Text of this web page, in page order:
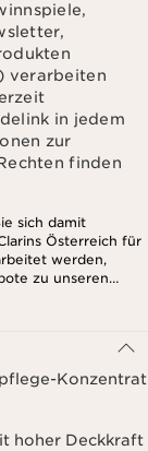
verarbeiten
in jedem
zur
finden
sich damit
Österreich für
werden,
zu unseren
und auf
Konzentrat
hoher Deckkraft